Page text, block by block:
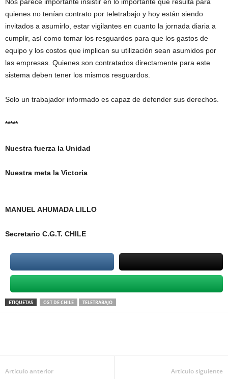
quienes no tenían contrato por teletrabajo y hoy están siendo
invitados a asumirlo, estar vigilantes en cuanto la jornada diaria a
cumplir, así como tomar los resguardos para que los gastos de
equipo y los costos que implican su utilización sean asumidos por
las empresas. Quienes son contratados directamente para este
sistema deben tener los mismos resguardos.
Solo un trabajador informado es capaz de defender sus derechos.
*****
Nuestra fuerza la Unidad
Nuestra meta la Victoria
MANUEL AHUMADA LILLO
Secretario C.G.T. CHILE
ETIQUETAS CGT DE CHILE TELETRABAJO
Artículo anterior Artículo siguiente